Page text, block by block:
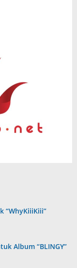
“WhyKiiiKiii”
Album “BLINGY”